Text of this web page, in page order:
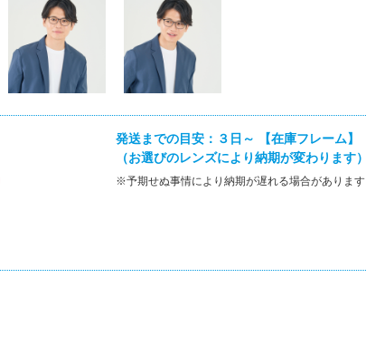
発送までの目安：３日～ 【在庫フレーム】
（お選びのレンズにより納期が変わります）
※予期せぬ事情により納期が遅れる場合があります